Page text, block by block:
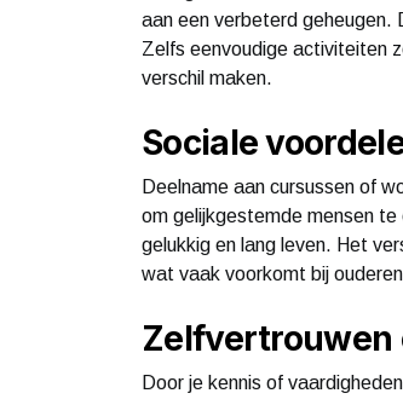
aan een verbeterd geheugen.
Zelfs eenvoudige activiteiten
verschil maken.
Sociale
Deelname aan cursussen of
om gelijkgestemde mensen
gelukkig en lang leven. Het
wat vaak voorkomt bij
Zelfvertrouwen
Door je kennis of